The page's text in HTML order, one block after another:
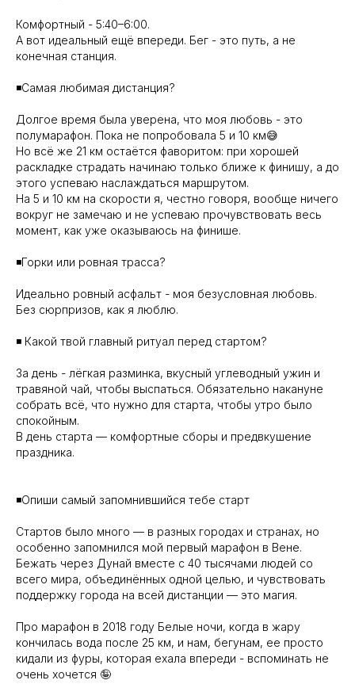
Комфортный - 5:40–6:00.
А вот идеальный ещё впереди. Бег - это путь, а не
конечная станция.
◾️Самая любимая дистанция?
Долгое время была уверена, что моя любовь - это
полумарафон. Пока не попробовала 5 и 10 км😅
Но всё же 21 км остаётся фаворитом: при хорошей
раскладке страдать начинаю только ближе к финишу, а до
этого успеваю наслаждаться маршрутом.
На 5 и 10 км на скорости я, честно говоря, вообще ничего
вокруг не замечаю и не успеваю прочувствовать весь
момент, как уже оказываюсь на финише.
◾️Горки или ровная трасса?
Идеально ровный асфальт - моя безусловная любовь.
Без сюрпризов, как я люблю.
◾️ Какой твой главный ритуал перед стартом?
За день - лёгкая разминка, вкусный углеводный ужин и
травяной чай, чтобы выспаться. Обязательно накануне
собрать всё, что нужно для старта, чтобы утро было
спокойным.
В день старта — комфортные сборы и предвкушение
праздника.
◾️Опиши самый запомнившийся тебе старт
Стартов было много — в разных городах и странах, но
особенно запомнился мой первый марафон в Вене.
Бежать через Дунай вместе с 40 тысячами людей со
всего мира, объединённых одной целью, и чувствовать
поддержку города на всей дистанции — это магия.
Про марафон в 2018 году Белые ночи, когда в жару
кончилась вода после 25 км, и нам, бегунам, ее просто
кидали из фуры, которая ехала впереди - вспоминать не
очень хочется 🤪